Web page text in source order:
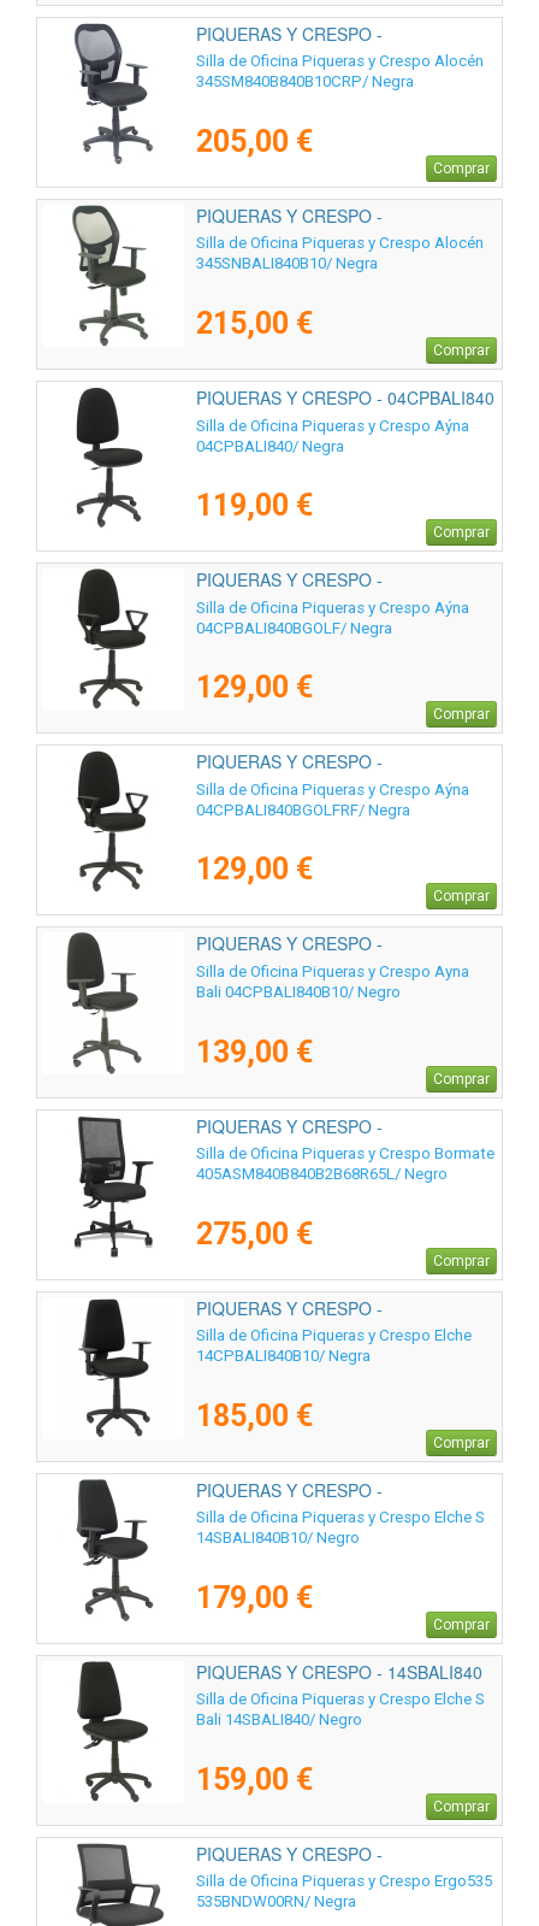
PIQUERAS Y CRESPO -
345SM840B840B10CRP
Silla de Oficina Piqueras y Crespo Alocén
345SM840B840B10CRP/ Negra
205,00 €
Comprar
PIQUERAS Y CRESPO -
345SNBALI840B10
Silla de Oficina Piqueras y Crespo Alocén
345SNBALI840B10/ Negra
215,00 €
Comprar
PIQUERAS Y CRESPO - 04CPBALI840
Silla de Oficina Piqueras y Crespo Aýna
04CPBALI840/ Negra
119,00 €
Comprar
PIQUERAS Y CRESPO -
04CPBALI840BGOLF
Silla de Oficina Piqueras y Crespo Aýna
04CPBALI840BGOLF/ Negra
129,00 €
Comprar
PIQUERAS Y CRESPO -
04CPBALI840BGOLFRF
Silla de Oficina Piqueras y Crespo Aýna
04CPBALI840BGOLFRF/ Negra
129,00 €
Comprar
PIQUERAS Y CRESPO -
04CPBALI840B10
Silla de Oficina Piqueras y Crespo Ayna
Bali 04CPBALI840B10/ Negro
139,00 €
Comprar
PIQUERAS Y CRESPO -
405ASM840B840B2B68R65L
Silla de Oficina Piqueras y Crespo Bormate
405ASM840B840B2B68R65L/ Negro
275,00 €
Comprar
PIQUERAS Y CRESPO -
14CPBALI840B10
Silla de Oficina Piqueras y Crespo Elche
14CPBALI840B10/ Negra
185,00 €
Comprar
PIQUERAS Y CRESPO -
14SBALI840B10
Silla de Oficina Piqueras y Crespo Elche S
14SBALI840B10/ Negro
179,00 €
Comprar
PIQUERAS Y CRESPO - 14SBALI840
Silla de Oficina Piqueras y Crespo Elche S
Bali 14SBALI840/ Negro
159,00 €
Comprar
PIQUERAS Y CRESPO -
535BNDW00RN
Silla de Oficina Piqueras y Crespo Ergo535
535BNDW00RN/ Negra